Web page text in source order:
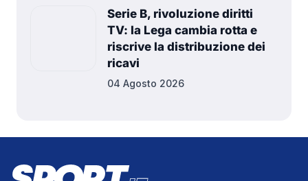
Serie B, rivoluzione diritti
TV: la Lega cambia rotta e
riscrive la distribuzione dei
ricavi
04 Agosto 2026